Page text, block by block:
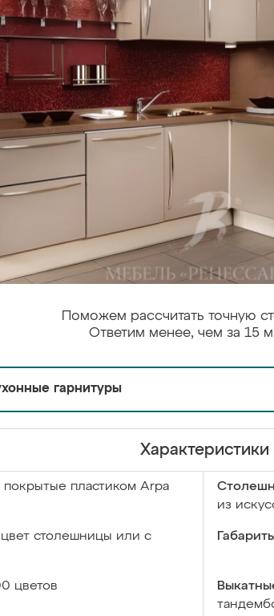
Поможем рассчитать точную
Ответим менее, чем за 15
гарнитуры
Характеристики
пластиком Arpa
из
столешницы или с
цветов